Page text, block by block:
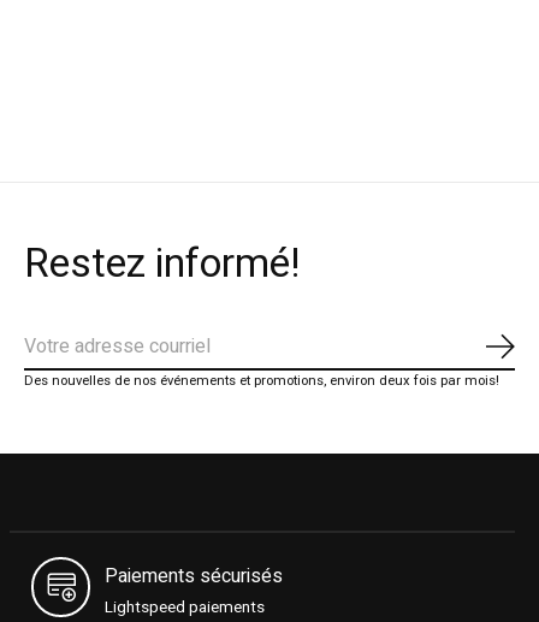
Restez informé!
Des nouvelles de nos événements et promotions, environ deux fois par mois!
Paiements sécurisés
Lightspeed paiements